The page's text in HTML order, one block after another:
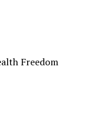
Freedom